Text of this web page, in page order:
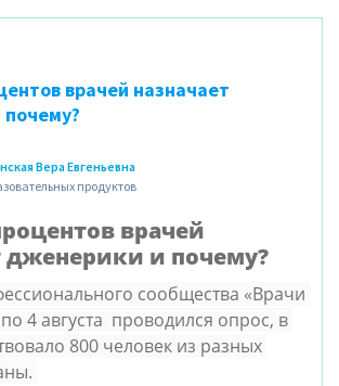
врачей назначает
Вера Евгеньевна
продуктов
врачей
дженерики и почему?
сообщества «Врачи
4 августа  проводился опрос, в
800 человек из разных